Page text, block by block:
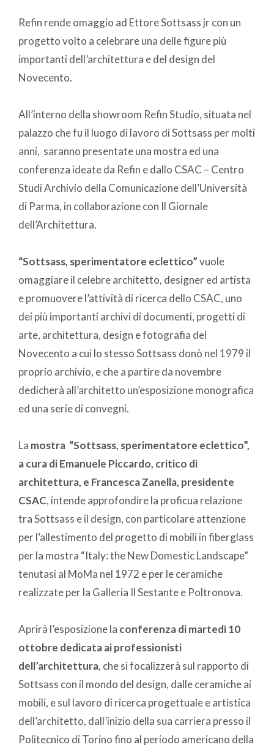
Refin rende omaggio ad Ettore Sottsass jr con un
progetto volto a celebrare una delle figure più
importanti dell’architettura e del design del
Novecento.
All’interno della showroom Refin Studio, situata nel
palazzo che fu il luogo di lavoro di Sottsass per molti
anni, saranno presentate una mostra ed una
conferenza ideate da Refin e dallo CSAC – Centro
Studi Archivio della Comunicazione dell’Università
di Parma, in collaborazione con Il Giornale
dell’Architettura.
“Sottsass, sperimentatore eclettico”vuole
omaggiare il celebre architetto, designer ed artista
e promuovere l’attività di ricerca dello CSAC, uno
dei più importanti archivi di documenti, progetti di
arte, architettura, design e fotografia del
Novecento a cui lo stesso Sottsass donò nel 1979 il
proprio archivio, e che a partire da novembre
dedicherà all’architetto un’esposizione monografica
ed una serie di convegni.
La mostra “Sottsass, sperimentatore eclettico”,
a cura di Emanuele Piccardo, critico di
architettura, e Francesca Zanella, presidente
CSAC, intende approfondire la proficua relazione
tra Sottsass e il design, con particolare attenzione
per l’allestimento del progetto di mobili in fiberglass
per la mostra “Italy: the New Domestic Landscape”
tenutasi al MoMa nel 1972 e per le ceramiche
realizzate per la Galleria Il Sestante e Poltronova.
Aprirà l’esposizione la conferenza di martedì 10
ottobre dedicata ai professionisti
dell’architettura, che si focalizzerà sul rapporto di
Sottsass con il mondo del design, dalle ceramiche ai
mobili, e sul lavoro di ricerca progettuale e artistica
dell’architetto, dall’inizio della sua carriera presso il
Politecnico di Torino fino al periodo americano della